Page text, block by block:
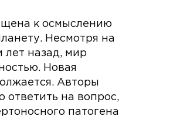
к осмыслению
Несмотря на
лет назад, мир
Новая
Авторы
ответить на вопрос,
патогена